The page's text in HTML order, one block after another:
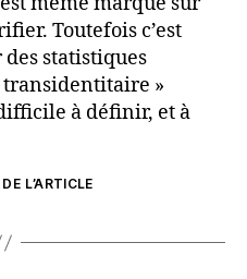
Toutefois c’est
statistiques
transidentitaire »
à définir, et à
L’ARTICLE